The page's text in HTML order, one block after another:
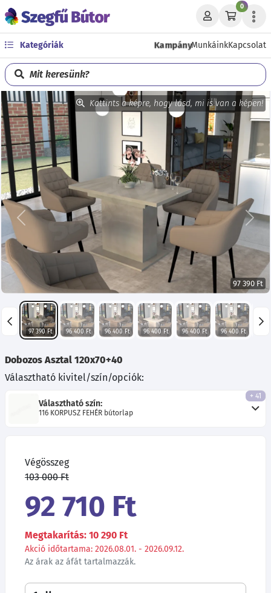
0
Kategóriák KampányMunkáinkKapcsolat
Mit keresünk?
Kattints a képre, hogy lásd, mi is van a képen!
97 390 Ft
Előző
97 390 Ft 96 400 Ft 96 400 Ft 96 400 Ft 96 400 Ft 96 400 Ft
Dobozos Asztal 120x70+40
Választható kivitel/szín/opciók:
Választható szín:
116 KORPUSZ FEHÉR bútorlap
+ 41
Végösszeg
103 000 Ft
92 710 Ft
Megtakarítás: 10 290 Ft
Akció időtartama: 2026.08.01. - 2026.09.12.
Az árak az áfát tartalmazzák.